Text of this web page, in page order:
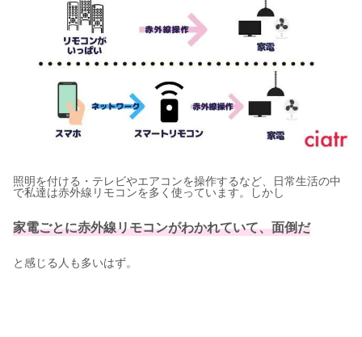
照明を付ける・テレビやエアコンを操作するなど、日常生活の中
で私達は赤外線リモコンを多く使っています。しかし
家電ごとに赤外線リモコンがわかれていて、面倒だ
と感じる人も多いはず。